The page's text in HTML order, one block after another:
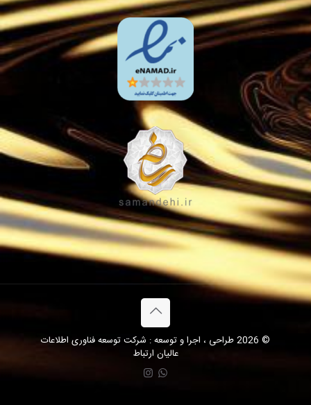
© 2026 طراحی ، اجرا و توسعه : شرکت توسعه فناوری اطلاعات
عالیان ارتباط